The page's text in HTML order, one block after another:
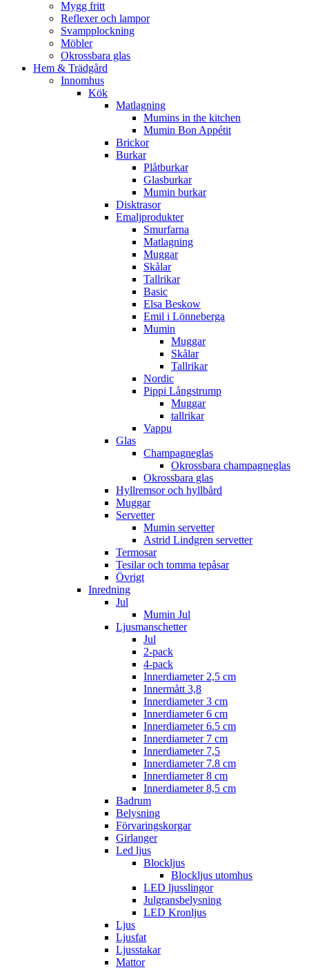
Mygg fritt
Reflexer och lampor
Svampplockning
Möbler
Okrossbara glas
Hem & Trädgård
Innomhus
Kök
Matlagning
Mumins in the kitchen
Mumin Bon Appétit
Brickor
Burkar
Plåtburkar
Glasburkar
Mumin burkar
Disktrasor
Emaljprodukter
Smurfarna
Matlagning
Muggar
Skålar
Tallrikar
Basic
Elsa Beskow
Emil i Lönneberga
Mumin
Muggar
Skålar
Tallrikar
Nordic
Pippi Långstrump
Muggar
tallrikar
Vappu
Glas
Champagneglas
Okrossbara champagneglas
Okrossbara glas
Hyllremsor och hyllbård
Muggar
Servetter
Mumin servetter
Astrid Lindgren servetter
Termosar
Tesilar och tomma tepåsar
Övrigt
Inredning
Jul
Mumin Jul
Ljusmanschetter
Jul
2-pack
4-pack
Innerdiameter 2,5 cm
Innermått 3,8
Innerdiameter 3 cm
Innerdiameter 6 cm
Innerdiameter 6.5 cm
Innerdiameter 7 cm
Innerdiameter 7,5
Innerdiameter 7.8 cm
Innerdiameter 8 cm
Innerdiameter 8,5 cm
Badrum
Belysning
Förvaringskorgar
Girlanger
Led ljus
Blockljus
Blockljus utomhus
LED ljusslingor
Julgransbelysning
LED Kronljus
Ljus
Ljusfat
Ljusstakar
Mattor